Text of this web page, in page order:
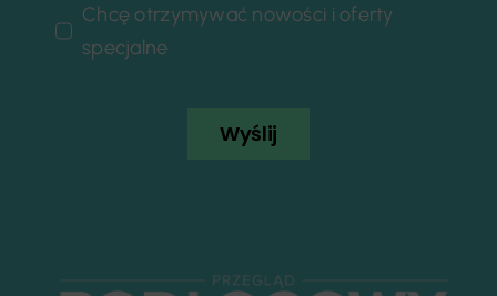
Chcę otrzymywać nowości i oferty
specjalne
Wyślij